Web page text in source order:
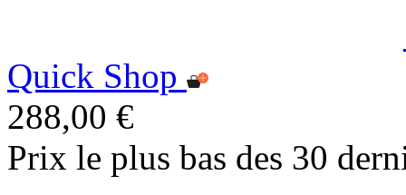
Quick Shop
288,00 €
Prix le plus bas des 30